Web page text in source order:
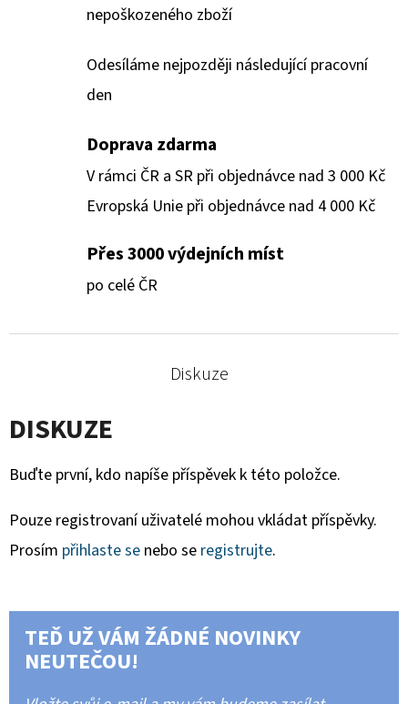
nepoškozeného zboží
Odesíláme nejpozději následující pracovní
den
Doprava zdarma
V rámci ČR a SR při objednávce nad 3 000 Kč
Evropská Unie při objednávce nad 4 000 Kč
Přes 3000 výdejních míst
po celé ČR
Diskuze
DISKUZE
Buďte první, kdo napíše příspěvek k této položce.
Pouze registrovaní uživatelé mohou vkládat příspěvky.
Prosím přihlaste se nebo se registrujte.
TEĎ UŽ VÁM ŽÁDNÉ NOVINKY
NEUTEČOU!